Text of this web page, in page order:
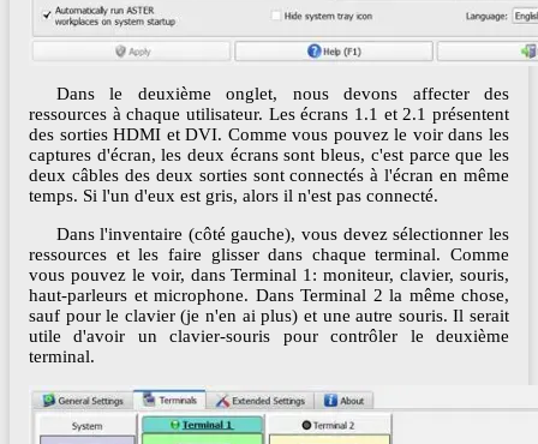
Dans le deuxième onglet, nous devons affecter des
ressources à chaque utilisateur. Les écrans 1.1 et 2.1 présentent
des sorties HDMI et DVI. Comme vous pouvez le voir dans les
captures d'écran, les deux écrans sont bleus, c'est parce que les
deux câbles des deux sorties sont connectés à l'écran en même
temps. Si l'un d'eux est gris, alors il n'est pas connecté.
Dans l'inventaire (côté gauche), vous devez sélectionner les
ressources et les faire glisser dans chaque terminal. Comme
vous pouvez le voir, dans Terminal 1: moniteur, clavier, souris,
haut-parleurs et microphone. Dans Terminal 2 la même chose,
sauf pour le clavier (je n'en ai plus) et une autre souris. Il serait
utile d'avoir un clavier-souris pour contrôler le deuxième
terminal.